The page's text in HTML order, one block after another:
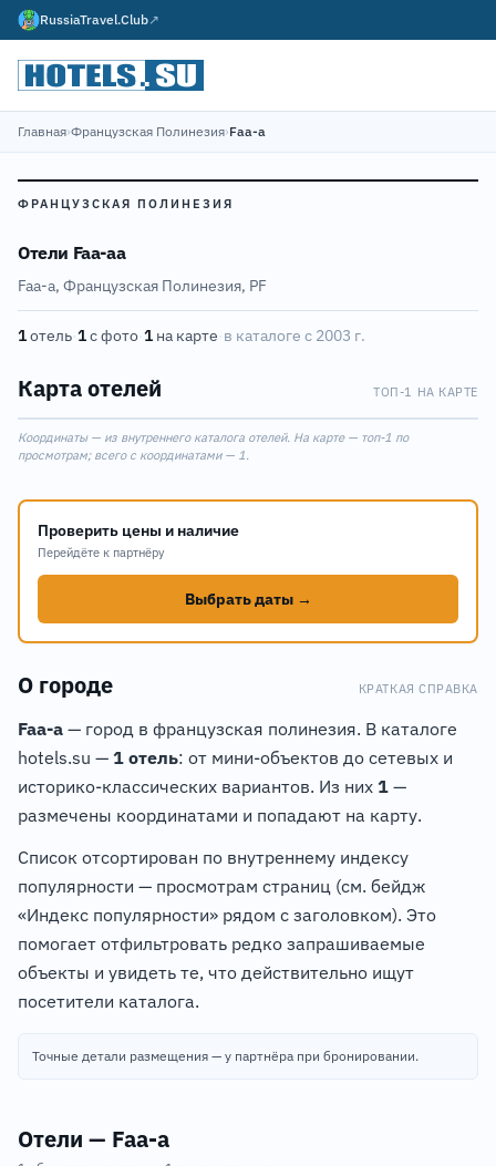
RussiaTravel.Club↗
Главная›Французская Полинезия›Faa-a
ФРАНЦУЗСКАЯ ПОЛИНЕЗИЯ
Отели Faa-aа
Faa-a, Французская Полинезия, PF
1отель·1с фото·1 на карте·в каталоге с 2003 г.
Карта отелей ТОП-1 НА КАРТЕ
1
+
Координаты — из внутреннего каталога отелей. На карте — топ-1 по
просмотрам; всего с координатами — 1.
Проверить цены и наличие
Перейдёте к партнёру
Выбрать даты →
О городе КРАТКАЯ СПРАВКА
Faa-a — город в французская полинезия. В каталоге
hotels.su — 1 отель: от мини-объектов до сетевых и
историко-классических вариантов. Из них 1 —
размечены координатами и попадают на карту.
Список отсортирован по внутреннему индексу
популярности — просмотрам страниц (см. бейдж
«Индекс популярности» рядом с заголовком). Это
помогает отфильтровать редко запрашиваемые
объекты и увидеть те, что действительно ищут
посетители каталога.
Точные детали размещения — у партнёра при бронировании.
Отели — Faa-a